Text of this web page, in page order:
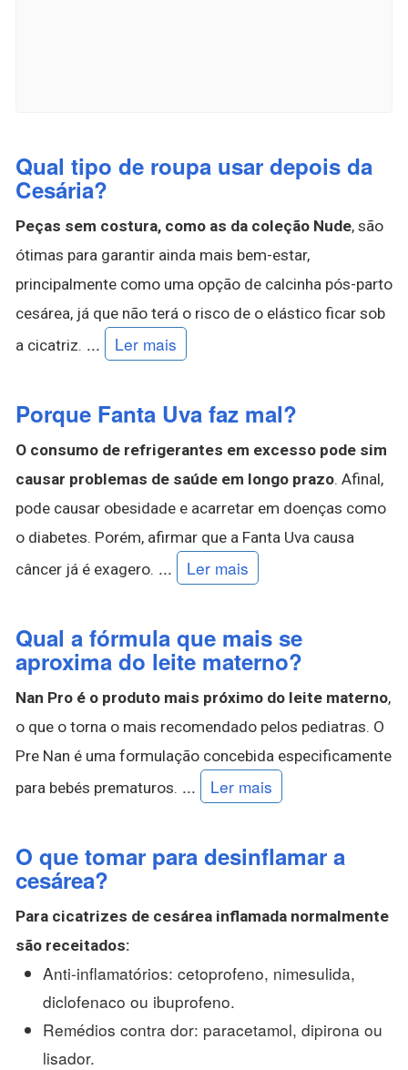
Qual tipo de roupa usar depois da
Cesária?
Peças sem costura, como as da coleção Nude, são
ótimas para garantir ainda mais bem-estar,
principalmente como uma opção de calcinha pós-parto
cesárea, já que não terá o risco de o elástico ficar sob
a cicatriz. ... Ler mais
Porque Fanta Uva faz mal?
O consumo de refrigerantes em excesso pode sim
causar problemas de saúde em longo prazo. Afinal,
pode causar obesidade e acarretar em doenças como
o diabetes. Porém, afirmar que a Fanta Uva causa
câncer já é exagero. ... Ler mais
Qual a fórmula que mais se
aproxima do leite materno?
Nan Pro é o produto mais próximo do leite materno,
o que o torna o mais recomendado pelos pediatras. O
Pre Nan é uma formulação concebida especificamente
para bebés prematuros. ... Ler mais
O que tomar para desinflamar a
cesárea?
Para cicatrizes de cesárea inflamada normalmente
são receitados:
Anti-inflamatórios: cetoprofeno, nimesulida,
diclofenaco ou ibuprofeno.
Remédios contra dor: paracetamol, dipirona ou
lisador.